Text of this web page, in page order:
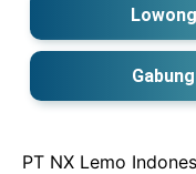
PT NX Lemo